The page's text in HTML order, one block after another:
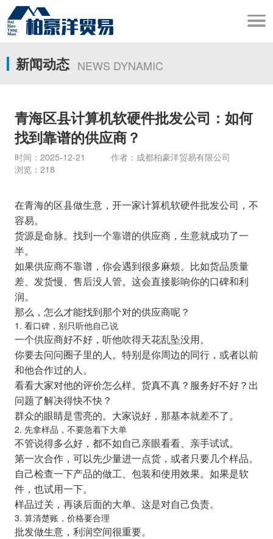
新闻动态 NEWS DYNAMIC
青海区县计算机软硬件批发公司：如何
找到靠谱的供应商？
时间：2025-12-21 作者：成都柏豪洋贸易有限公司
浏览：218
在青海的区县做生意，开一家计算机软硬件批发公司，不
容易。
货源是命脉。找到一个靠谱的供应商，生意就成功了一
半。
如果供应商不靠谱，你会遇到很多麻烦。比如货品质量
差、发货慢、售后没人管。这会直接影响你的口碑和利
润。
那么，怎么才能找到那个对的供应商呢？
1. 看口碑，别只听他自己说
一个供应商好不好，听他吹得天花乱坠没用。
你要去问问圈子里的人。特别是你周边的同行，或者以前
和他合作过的人。
看看大家对他的评价怎么样。货真不真？服务好不好？出
问题了解决得快不快？
群众的眼睛是雪亮的。大家说好，那基本就差不了。
2. 先拿样品，不要急着下大单
不管说得多么好，都不如自己亲眼看看、亲手试试。
第一次合作，可以先少量进一点货，或者只要几个样品。
自己检查一下产品的做工、包装和使用效果。如果是软
件，也试用一下。
样品过关，再谈后面的大单。这是对自己负责。
3. 算清楚账，价格要合理
批发做生意，利润空间很重要。